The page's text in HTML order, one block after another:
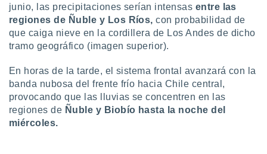
como
este sitio
IP
posible
traten tus
en
a lo que
junio, las precipitaciones serían intensas entre las
regiones de Ñuble y Los Ríos,con probabilidad de
que caiga nieve en la cordillera de Los Andes de dicho
tramo geográfico (imagen superior).
En horas de la tarde, el sistema frontal avanzará con la
banda nubosa del frente frío hacia Chile central,
provocando que las lluvias se concentren en las
regiones de Ñuble y Biobío hasta la noche del
miércoles.